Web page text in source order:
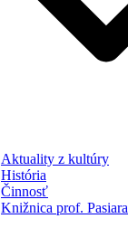
Aktuality z kultúry
História
Činnosť
Knižnica prof. Pasiara